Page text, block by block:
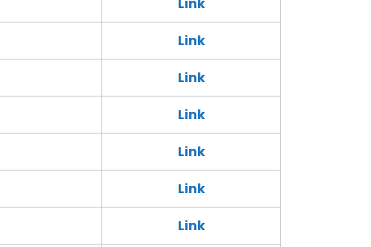
Link
Link
Link
Link
Link
Link